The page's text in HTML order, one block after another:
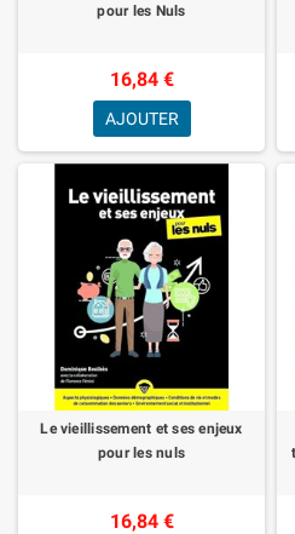
pour les Nuls
16,84 €
AJOUTER
Le vieillissement et ses enjeux
pour les nuls
16,84 €